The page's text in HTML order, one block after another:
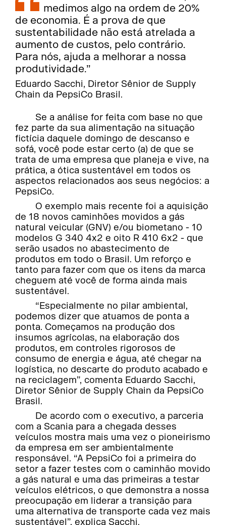
medimos algo na ordem de 20%
de economia. É a prova de que
sustentabilidade não está atrelada a
aumento de custos, pelo contrário.
Para nós, ajuda a melhorar a nossa
produtividade.”
Eduardo Sacchi, Diretor Sênior de Supply
Chain da PepsiCo Brasil.
Se a análise for feita com base no que
fez parte da sua alimentação na situação
fictícia daquele domingo de descanso e
sofá, você pode estar certo (a) de que se
trata de uma empresa que planeja e vive, na
prática, a ótica sustentável em todos os
aspectos relacionados aos seus negócios: a
PepsiCo.
O exemplo mais recente foi a aquisição
de 18 novos caminhões movidos a gás
natural veicular (GNV) e/ou biometano - 10
modelos G 340 4x2 e oito R 410 6x2 - que
serão usados no abastecimento de
produtos em todo o Brasil. Um reforço e
tanto para fazer com que os itens da marca
cheguem até você de forma ainda mais
sustentável.
“Especialmente no pilar ambiental,
podemos dizer que atuamos de ponta a
ponta. Começamos na produção dos
insumos agrícolas, na elaboração dos
produtos, em controles rigorosos de
consumo de energia e água, até chegar na
logística, no descarte do produto acabado e
na reciclagem”, comenta Eduardo Sacchi,
Diretor Sênior de Supply Chain da PepsiCo
Brasil.
De acordo com o executivo, a parceria
com a Scania para a chegada desses
veículos mostra mais uma vez o pioneirismo
da empresa em ser ambientalmente
responsável. “A PepsiCo foi a primeira do
setor a fazer testes com o caminhão movido
a gás natural e uma das primeiras a testar
veículos elétricos, o que demonstra a nossa
preocupação em liderar a transição para
uma alternativa de transporte cada vez mais
sustentável”, explica Sacchi.